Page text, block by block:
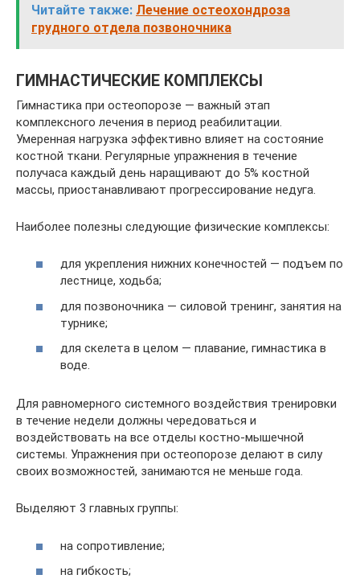
Читайте также: Лечение остеохондроза
грудного отдела позвоночника
ГИМНАСТИЧЕСКИЕ КОМПЛЕКСЫ
Гимнастика при остеопорозе — важный этап
комплексного лечения в период реабилитации.
Умеренная нагрузка эффективно влияет на состояние
костной ткани. Регулярные упражнения в течение
получаса каждый день наращивают до 5% костной
массы, приостанавливают прогрессирование недуга.
Наиболее полезны следующие физические комплексы:
для укрепления нижних конечностей — подъем по
лестнице, ходьба;
для позвоночника — силовой тренинг, занятия на
турнике;
для скелета в целом — плавание, гимнастика в
воде.
Для равномерного системного воздействия тренировки
в течение недели должны чередоваться и
воздействовать на все отделы костно-мышечной
системы. Упражнения при остеопорозе делают в силу
своих возможностей, занимаются не меньше года.
Выделяют 3 главных группы:
на сопротивление;
на гибкость;